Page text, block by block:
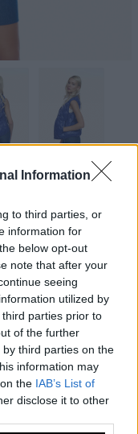
Information
to third parties, or
information for
below opt-out
note that after your
seeing
utilized by
parties prior to
of the further
third parties on the
information may
the IAB’s List of
disclose it to other
με
ψηλό